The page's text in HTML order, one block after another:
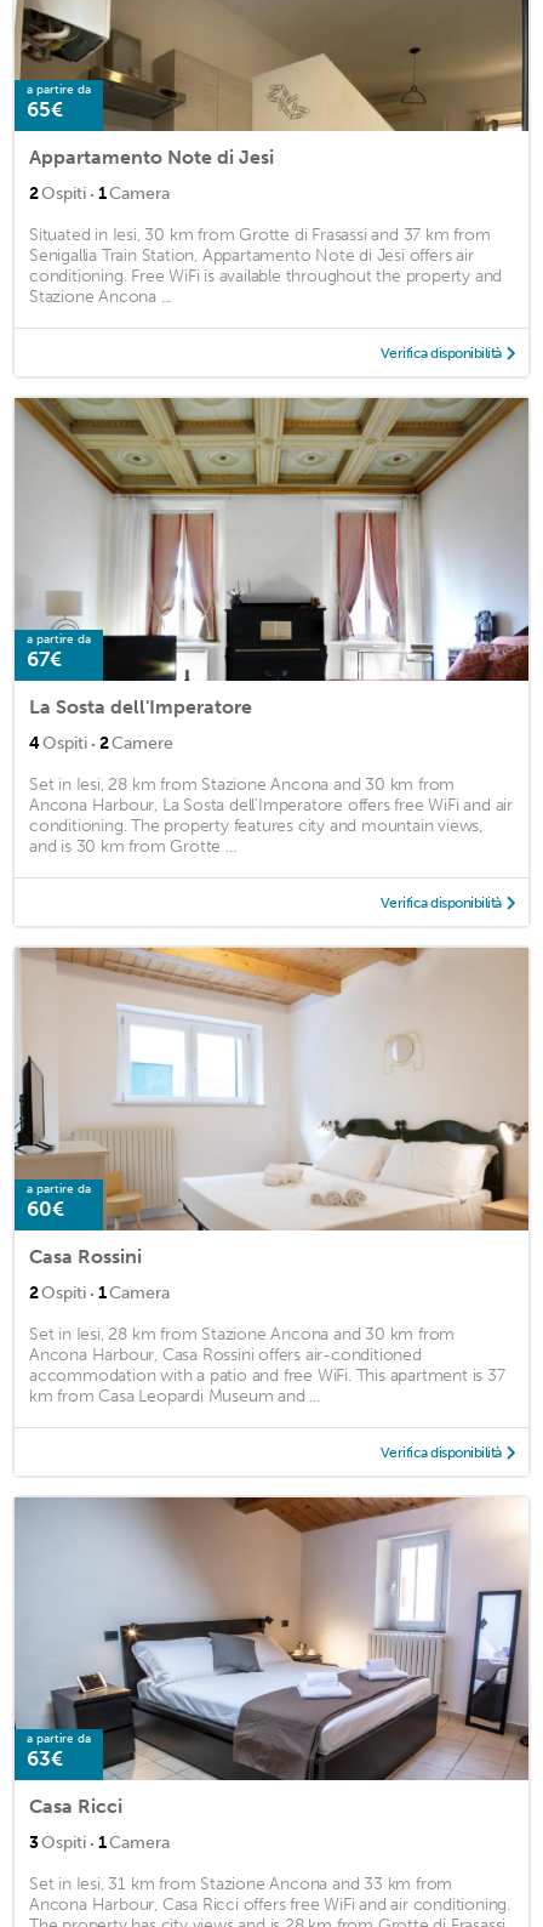
a partire da
65€
Appartamento Note di Jesi
2Ospiti · 1Camera
Situated in Iesi, 30 km from Grotte di Frasassi and 37 km from
Senigallia Train Station, Appartamento Note di Jesi offers air
conditioning. Free WiFi is available throughout the property and
Stazione Ancona ...
Verifica disponibilità
a partire da
67€
La Sosta dell'Imperatore
4Ospiti · 2Camere
Set in Iesi, 28 km from Stazione Ancona and 30 km from
Ancona Harbour, La Sosta dell'Imperatore offers free WiFi and air
conditioning. The property features city and mountain views,
and is 30 km from Grotte ...
Verifica disponibilità
a partire da
60€
Casa Rossini
2Ospiti · 1Camera
Set in Iesi, 28 km from Stazione Ancona and 30 km from
Ancona Harbour, Casa Rossini offers air-conditioned
accommodation with a patio and free WiFi. This apartment is 37
km from Casa Leopardi Museum and ...
Verifica disponibilità
a partire da
63€
Casa Ricci
3Ospiti · 1Camera
Set in Iesi, 31 km from Stazione Ancona and 33 km from
Ancona Harbour, Casa Ricci offers free WiFi and air conditioning.